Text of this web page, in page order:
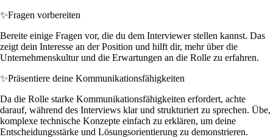
✨Fragen vorbereiten
Bereite einige Fragen vor, die du dem Interviewer stellen kannst. Das
zeigt dein Interesse an der Position und hilft dir, mehr über die
Unternehmenskultur und die Erwartungen an die Rolle zu erfahren.
✨Präsentiere deine Kommunikationsfähigkeiten
Da die Rolle starke Kommunikationsfähigkeiten erfordert, achte
darauf, während des Interviews klar und strukturiert zu sprechen. Übe,
komplexe technische Konzepte einfach zu erklären, um deine
Entscheidungsstärke und Lösungsorientierung zu demonstrieren.